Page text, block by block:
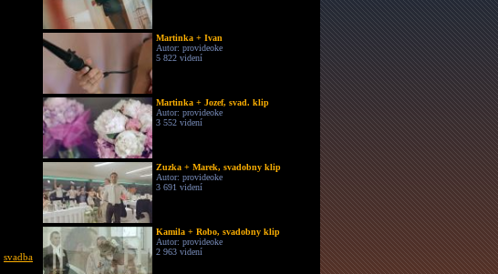
svadba
Martinka + Ivan
Autor: provideoke
5 822 videní
Martinka + Jozef, svad. klip
Autor: provideoke
3 552 videní
Zuzka + Marek, svadobny klip
Autor: provideoke
3 691 videní
Kamila + Robo, svadobny klip
Autor: provideoke
2 963 videní